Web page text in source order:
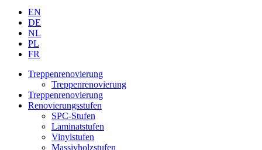
EN
DE
NL
PL
FR
Treppenrenovierung
Treppenrenovierung
Treppenrenovierung
Renovierungsstufen
SPC-Stufen
Laminatstufen
Vinylstufen
Massivholzstufen